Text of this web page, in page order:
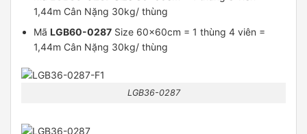
1,44m Cân Nặng 30kg/ thùng
MãLGB60-0287 Size 60x60cm = 1 thùng 4 viên =
1,44m Cân Nặng 30kg/ thùng
LGB36-0287